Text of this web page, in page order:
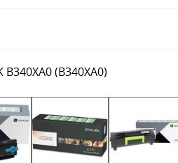
B340XA0 (B340XA0)